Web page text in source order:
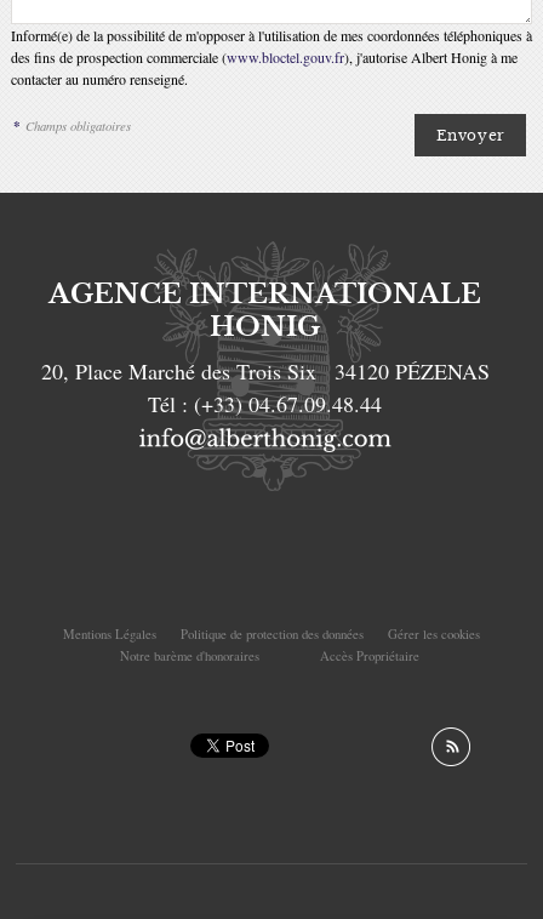
Informé(e) de la possibilité de m'opposer à l'utilisation de mes coordonnées téléphoniques à
des fins de prospection commerciale (www.bloctel.gouv.fr), j'autorise Albert Honig à me
contacter au numéro renseigné.
* Champs obligatoires
AGENCE INTERNATIONALE
HONIG
20, Place Marché des Trois Six 34120 PÉZENAS
Tél : (+33) 04.67.09.48.44
Mentions Légales Politique de protection des données
Gérer les cookies
Notre barème d'honoraires
Accès Propriétaire